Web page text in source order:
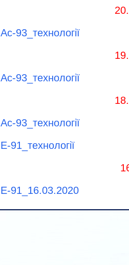
Ас-93_технології
Ас-93_технології
Ас-93_технології
Е-91_технології
Е-91_16.03.2020